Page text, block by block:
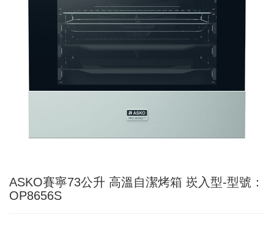
ASKO賽寧73公升 高溫自潔烤箱 崁入型-型號：
OP8656S